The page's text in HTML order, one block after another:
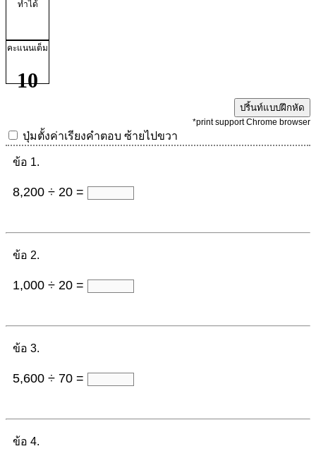
ทำได้
คะแนนเต็ม
10
ปริ้นท์แบบฝึกหัด
*print support Chrome browser
ปุ่มตั้งค่าเรียงคำตอบ ซ้ายไปขวา
ข้อ 1.
8,200 ÷ 20 =
ข้อ 2.
1,000 ÷ 20 =
ข้อ 3.
5,600 ÷ 70 =
ข้อ 4.